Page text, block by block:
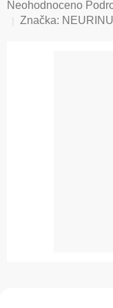
Průměrné
hodnocení
Neohodnoceno
Značka: NEURINU